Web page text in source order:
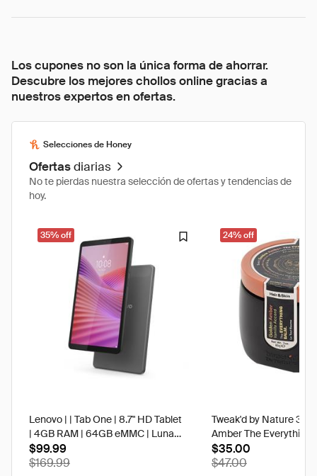
Los cupones no son la única forma de ahorrar.
Descubre los mejores chollos online gracias a
nuestros expertos en ofertas.
Selecciones de Honey
Ofertasdiarias
No te pierdas nuestra selección de ofertas y tendencias de
hoy.
35% off
Lenovo | | Tab One | 8.7" HD Tablet
| 4GB RAM | 64GB eMMC | Luna
Grey | Best Buy
$99.99
$169.99
24% off
Tweak'd by Nature 3
Amber The Everything
$35.00
$47.00